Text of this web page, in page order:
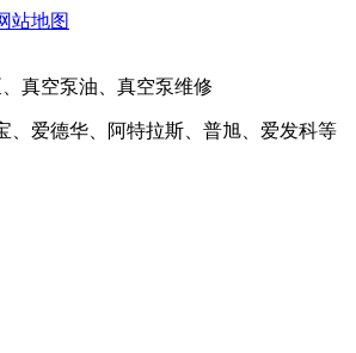
站地图
真空泵油、真空泵维修
、爱德华、阿特拉斯、普旭、爱发科等